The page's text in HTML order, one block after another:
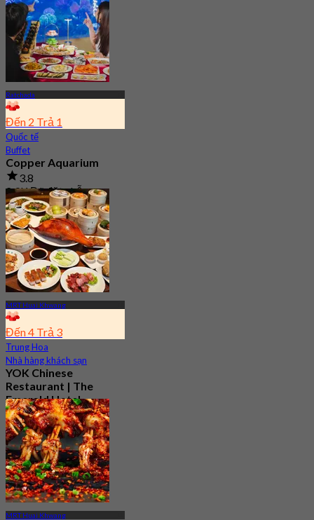
Ratchada
Đến 2 Trả 1
Quốc tế
Buffet
Copper Aquarium
3.8
2.9K Đã đặt chỗ
Từ฿ 549
MRT Huai Khwang
Đến 4 Trả 3
Trung Hoa
Nhà hàng khách sạn
YOK Chinese
Restaurant | The
Emerald Hotel
4.7
1.3K Đã đặt chỗ
Từ฿ 899
MRT Huai Khwang